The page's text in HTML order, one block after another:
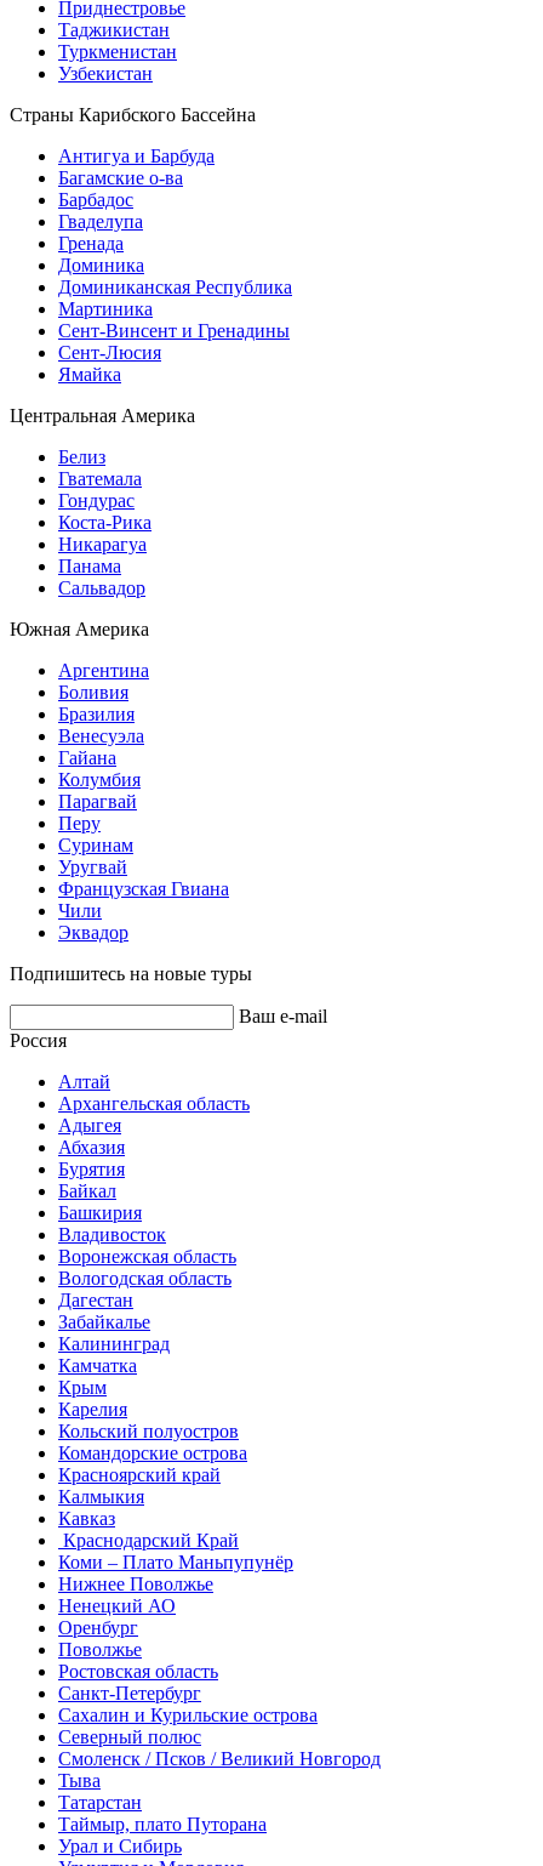
Приднестровье
Таджикистан
Туркменистан
Узбекистан
Страны Карибского Бассейна
Антигуа и Барбуда
Багамские о-ва
Барбадос
Гваделупа
Гренада
Доминика
Доминиканская Республика
Мартиника
Сент-Винсент и Гренадины
Сент-Люсия
Ямайка
Центральная Америка
Белиз
Гватемала
Гондурас
Коста-Рика
Никарагуа
Панама
Сальвадор
Южная Америка
Аргентина
Боливия
Бразилия
Венесуэла
Гайана
Колумбия
Парагвай
Перу
Суринам
Уругвай
Французская Гвиана
Чили
Эквадор
Подпишитесь на новые туры
Ваш e-mail
Россия
Алтай
Архангельская область
Адыгея
Абхазия
Бурятия
Байкал
Башкирия
Владивосток
Воронежская область
Вологодская область
Дагестан
Забайкалье
Калининград
Камчатка
Крым
Карелия
Кольский полуостров
Командорские острова
Красноярский край
Калмыкия
Кавказ
Краснодарский Край
Коми – Плато Маньпупунёр
Нижнее Поволжье
Ненецкий АО
Оренбург
Поволжье
Ростовская область
Санкт-Петербург
Сахалин и Курильские острова
Северный полюс
Смоленск / Псков / Великий Новгород
Тыва
Татарстан
Таймыр, плато Путорана
Урал и Сибирь